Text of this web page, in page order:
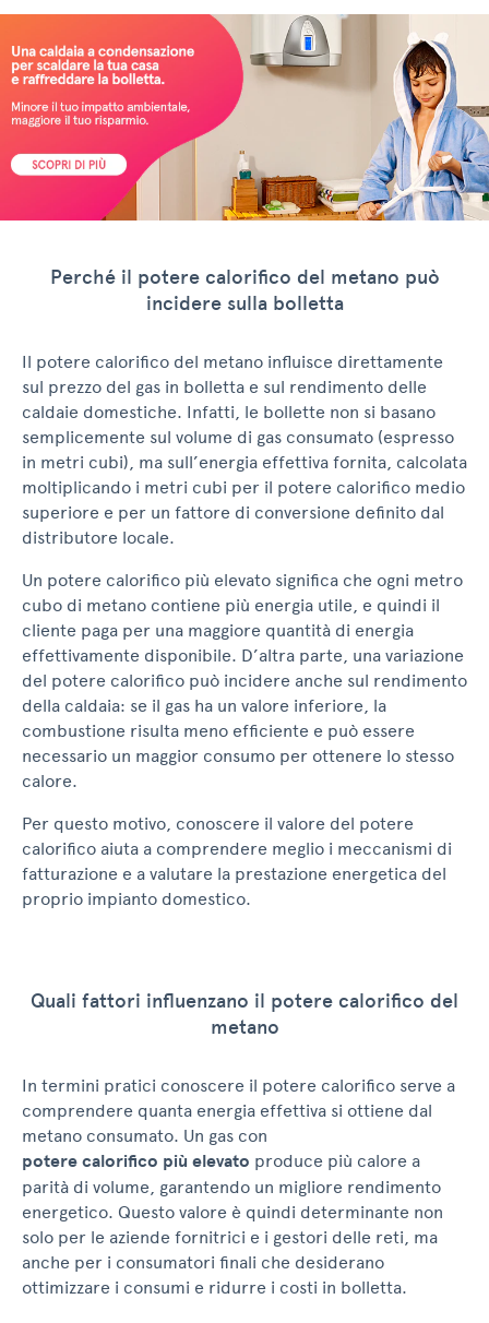
Perché il potere calorifico del metano può
incidere sulla bolletta
Il potere calorifico del metano influisce direttamente
sul prezzo del gas in bolletta e sul rendimento delle
caldaie domestiche. Infatti, le bollette non si basano
semplicemente sul volume di gas consumato (espresso
in metri cubi), ma sull’energia effettiva fornita, calcolata
moltiplicando i metri cubi per il potere calorifico medio
superiore e per un fattore di conversione definito dal
distributore locale.
Un potere calorifico più elevato significa che ogni metro
cubo di metano contiene più energia utile, e quindi il
cliente paga per una maggiore quantità di energia
effettivamente disponibile. D’altra parte, una variazione
del potere calorifico può incidere anche sul rendimento
della caldaia: se il gas ha un valore inferiore, la
combustione risulta meno efficiente e può essere
necessario un maggior consumo per ottenere lo stesso
calore.
Per questo motivo, conoscere il valore del potere
calorifico aiuta a comprendere meglio i meccanismi di
fatturazione e a valutare la prestazione energetica del
proprio impianto domestico.
Quali fattori influenzano il potere calorifico del
metano
In termini pratici conoscere il potere calorifico serve a
comprendere quanta energia effettiva si ottiene dal
metano consumato. Un gas con
potere calorifico più elevato produce più calore a
parità di volume, garantendo un migliore rendimento
energetico. Questo valore è quindi determinante non
solo per le aziende fornitrici e i gestori delle reti, ma
anche per i consumatori finali che desiderano
ottimizzare i consumi e ridurre i costi in bolletta.